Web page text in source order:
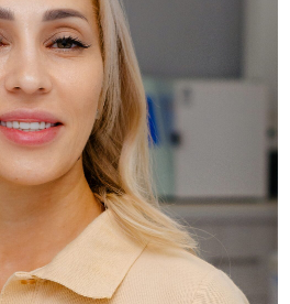
косметолог,
компаний Mastelli и
научных
более 13 лет.